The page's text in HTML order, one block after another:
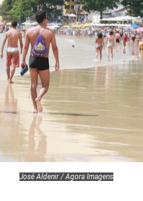
José Aldenir / Agora Imagens